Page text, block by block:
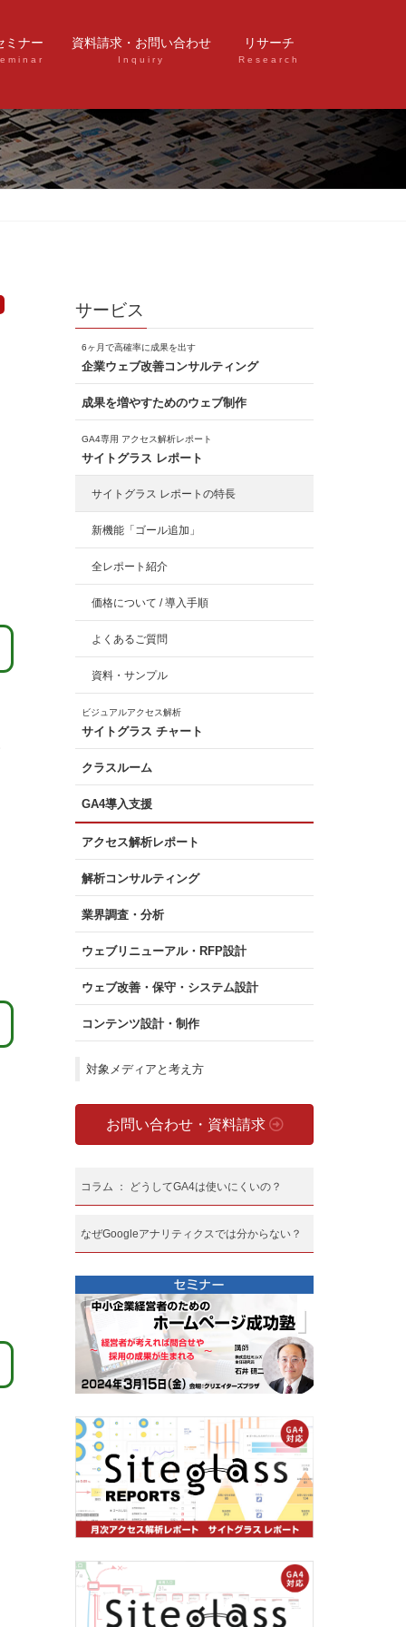
ミナー 資料請求・お問い合わせ
Inquiry
リサーチ
Research
サービス
6ヶ月で高確率に成果を出す
企業ウェブ改善コンサルティング
成果を増やすためのウェブ制作
GA4専用 アクセス解析レポート
サイトグラス レポート
サイトグラス レポートの特長
新機能「ゴール追加」
全レポート紹介
価格について / 導入手順
よくあるご質問
資料・サンプル
ビジュアルアクセス解析
サイトグラス チャート
クラスルーム
GA4導入支援
アクセス解析レポート
解析コンサルティング
業界調査・分析
ウェブリニューアル・RFP設計
ウェブ改善・保守・システム設計
コンテンツ設計・制作
対象メディアと考え方
お問い合わせ・資料請求
コラム ： どうしてGA4は使いにくいの？
なぜGoogleアナリティクスでは分からない？